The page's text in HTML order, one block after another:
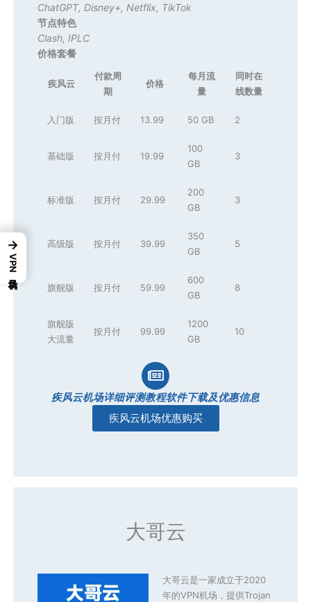
ChatGPT, Disney+, Netflix, TikTok
节点特色
Clash, IPLC
价格套餐
疾风云
付款周
期
价格
每月流
量
同时在
线数量
入门版 按月付 13.99 50 GB 2
基础版 按月付 19.99
100
GB
3
标准版 按月付 29.99
200
GB
3
高级版 按月付 39.99
350
GB
5
旗舰版 按月付 59.99
600
GB
8
旗舰版
大流量
按月付 99.99
1200
GB
10
疾风云机场详细评测教程软件下载及优惠信息
疾风云机场优惠购买
大哥云
大哥云是一家成立于2020
年的VPN机场，提供Trojan
→
VPN机场目录